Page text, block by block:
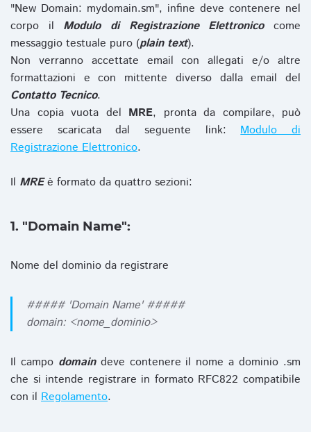
"New Domain: mydomain.sm", infine deve contenere nel
corpo il Modulo di Registrazione Elettronicocome
messaggio testuale puro (plain text).
Non verranno accettate email con allegati e/o altre
formattazioni e con mittente diverso dalla email del
Contatto Tecnico.
Una copia vuota del MRE, pronta da compilare, può
essere scaricata dal seguente link:Modulo di
Registrazione Elettronico.
Il MREè formato da quattro sezioni:
1. "Domain Name":
Nome del dominio da registrare
##### 'Domain Name' #####
domain: <nome_dominio>
Il campo domaindeve contenere il nome a dominio .sm
che si intende registrare in formato RFC822 compatibile
con il Regolamento.